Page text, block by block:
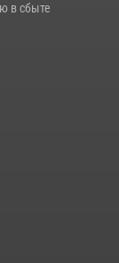
в сбыте